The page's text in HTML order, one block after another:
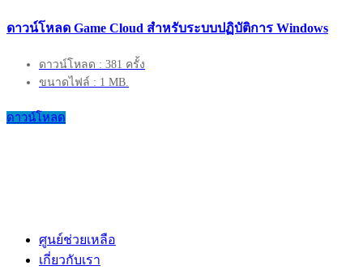
ดาวน์โหลด Game Cloud สำหรับระบบปฏิบัติการ Windows
ดาวน์โหลด : 381 ครั้ง
ขนาดไฟล์ : 1 MB.
ดาวน์โหลด
ศูนย์ช่วยเหลือ
เกี่ยวกับเรา